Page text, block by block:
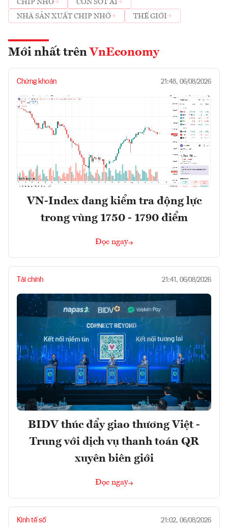
CHIP NHỚ
CƠN SỐT AI
NHÀ SẢN XUẤT CHIP NHỚ
THẾ GIỚI
Mới nhất trên VnEconomy
Chứng khoán 21:48, 06/08/2026
VN-Index đang kiểm tra động lực
trong vùng 1750 - 1790 điểm
Đọc ngay
Tài chính 21:41, 06/08/2026
BIDV thúc đẩy giao thương Việt -
Trung với dịch vụ thanh toán QR
xuyên biên giới
Đọc ngay
Kinh tế số 21:02, 06/08/2026